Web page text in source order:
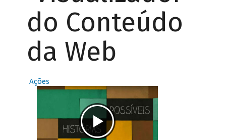
do Conteúdo
da Web
Ações